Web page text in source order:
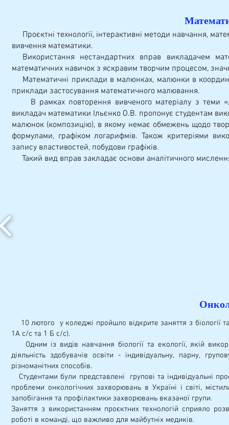
Проєктні технології, інтерактивні методи навчання,
вивчення математики.
Використання нестандартних вправ викладачем
математичних навичок з яскравим творчим процесом,
Математичні приклади в малюнках, малюнки в
приклади застосування математичного малювання.
В рамках повторення вивченого матеріалу з теми
викладач математики Ільєнко О.В. пропонує студентам
малюнок (композицію), в якому немає обмежень щодо
формулами, графіком логарифмів. Також критеріями
запису властивостей, побудови графіків.
Такий вид вправ закладає основи аналітичного
10 лютого у коледжі пройшло відкрите заняття з біології
1А с/с та 1 Б с/с).
Одним із видів навчання біології та екології, якій
діяльність здобувачів освіти - індивідуальну, парну,
різноманітних способів.
Студентами були представлені групові та індивідуальні
проблеми онкологічних захворювань в Україні і світі,
запобігання та профілактики захворювань вказаної групи.
Заняття з використанням проєктних технологій сприяло
роботі в команді, що важливо для майбутніх медиків.